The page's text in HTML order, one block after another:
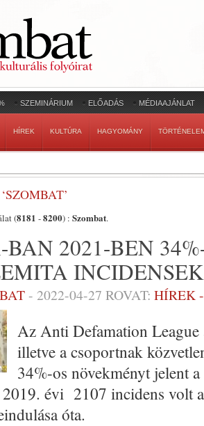
SZEMINÁRIUM ELŐADÁS MÉDIAAJÁNLAT
HÍREK KULTÚRA HAGYOMÁNY
(8181 -8200) : Szombat.
BAN 2021-BEN
- 2022-04-27 ROVAT: HÍREK
Az Anti Defamation
illetve a csoportnak
34%-os növekményt jelent
évi 2107 incidens volt
óta.